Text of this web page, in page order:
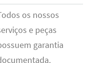
os nossos
e peças
garantia